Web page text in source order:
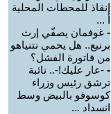
إنقاذ للمحطات المحلية
أ ...
- غوفمان يصفّي إرث
برنيع.. هل يحمي نتنياهو
من فاتورة الفشل؟
- -عار عليك!-.. نائبة
ترشق رئيس وزراء
كوسوفو بالبيض وسط
انسداد ...